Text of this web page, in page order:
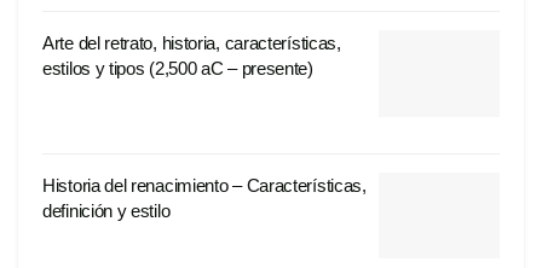
Arte del retrato, historia, características,
estilos y tipos (2,500 aC – presente)
Historia del renacimiento – Características,
definición y estilo